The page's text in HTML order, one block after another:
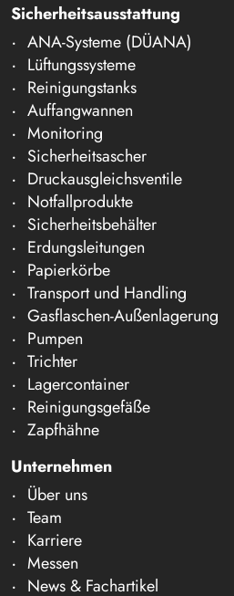
Sicherheitsausstattung
ANA-Systeme (DÜANA)
Lüftungssysteme
Reinigungstanks
Auffangwannen
Monitoring
Sicherheitsascher
Druckausgleichsventile
Notfallprodukte
Sicherheitsbehälter
Erdungsleitungen
Papierkörbe
Transport und Handling
Gasflaschen-Außenlagerung
Pumpen
Trichter
Lagercontainer
Reinigungsgefäße
Zapfhähne
Unternehmen
Über uns
Team
Karriere
Messen
News & Fachartikel